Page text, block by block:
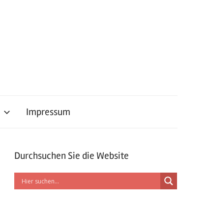
Impressum
Durchsuchen Sie die Website